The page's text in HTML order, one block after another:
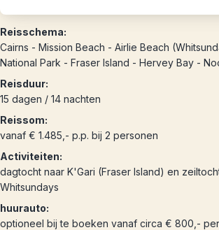
Reisschema:
Cairns - Mission Beach - Airlie Beach
National Park - Fraser Island - Hervey Bay -
Reisduur:
15 dagen / 14 nachten
Reissom:
vanaf € 1.485,- p.p. bij 2 personen
Activiteiten:
dagtocht naar K'Gari (Fraser Island) en
Whitsundays
huurauto:
optioneel bij te boeken vanaf circa € 800,-